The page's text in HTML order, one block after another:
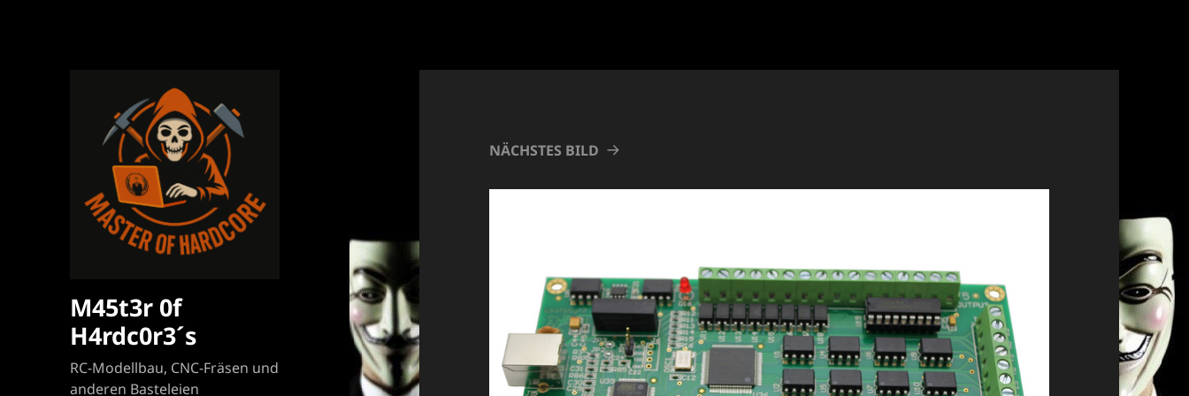
M45t3r 0f
H4rdc0r3´s
RC-Modellbau, CNC-Fräsen und
anderen Basteleien
NÄCHSTES BILD